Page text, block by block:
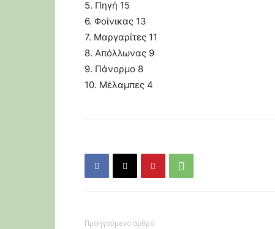
5. Πηγή 15
6. Φοίνικας 13
7. Μαργαρίτες 11
8. Απόλλωνας 9
9. Πάνορμο 8
10. Μέλαμπες 4
Προηγούμενο άρθρο